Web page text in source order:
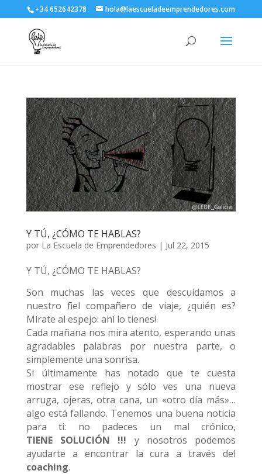
+34 652642378 hola@laescueladeemprendedores.com
Y TÚ, ¿CÓMO TE HABLAS?
por La Escuela de Emprendedores | Jul 22, 2015
Y TÚ, ¿CÓMO TE HABLAS?
Son muchas las veces que descuidamos a
nuestro fiel compañero de viaje, ¿quién es?
Mírate al espejo: ahí lo tienes!
Cada mañana nos mira atento, esperando unas
agradables palabras por nuestra parte, o
simplemente una sonrisa.
Si últimamente has notado que te cuesta
mostrar ese reflejo y sólo ves una nueva
arruga, ojeras, otra cana, un «otro día más»…
algo está fallando. Tenemos una buena noticia
para ti: no padeces un mal crónico,
TIENE SOLUCIÓN !!! y nosotros podemos
ayudarte a encontrar la cura a través del
coaching.